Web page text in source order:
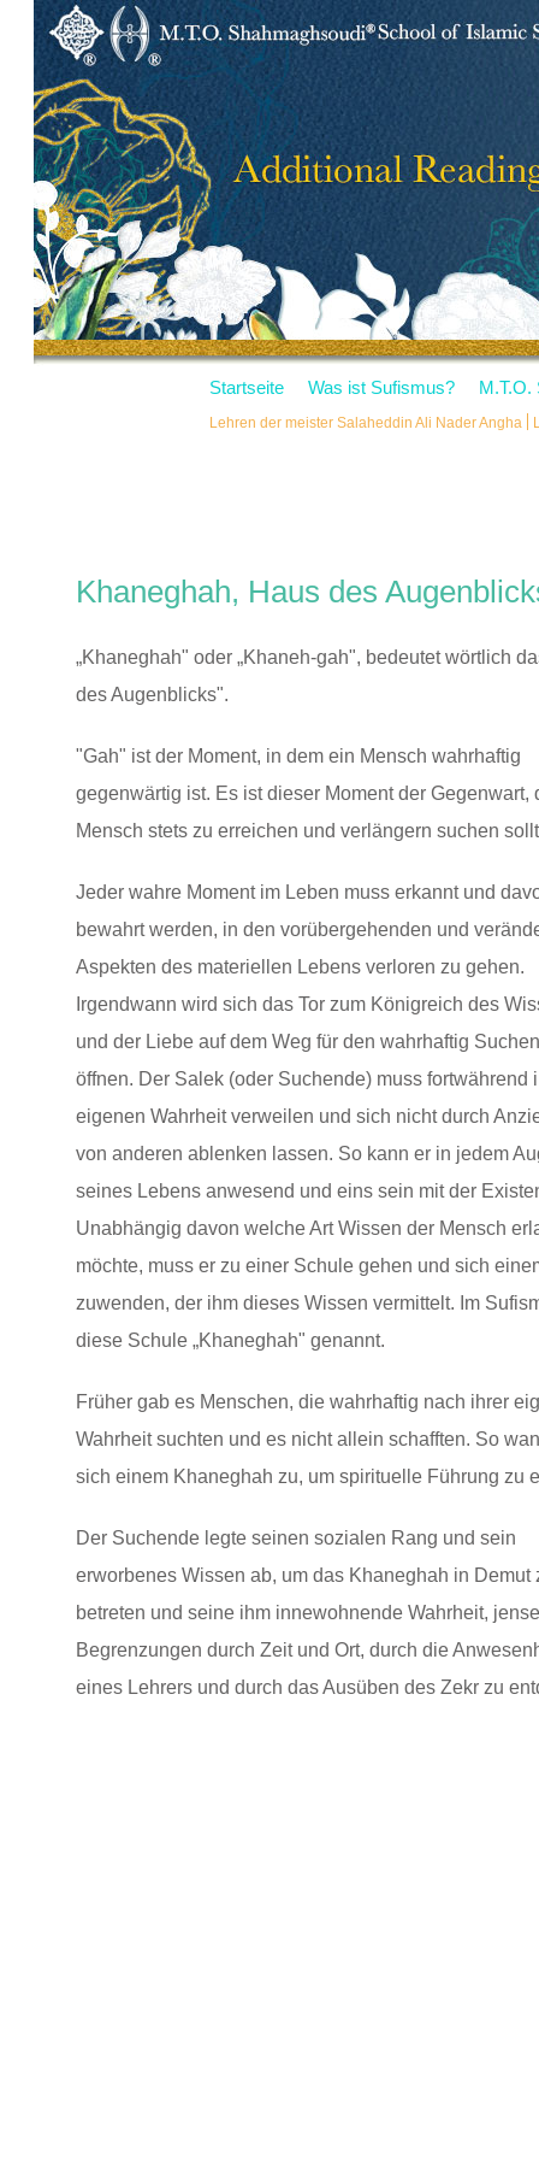
Startseite Was ist Sufismus? M.T.O.
Lehren der meister Salaheddin Ali Nader Angha
Khaneghah, Haus des
„Khaneghah" oder „Khaneh-gah", bedeutet wörtlich
des Augenblicks".
"Gah" ist der Moment, in dem ein Mensch wahrhaftig
gegenwärtig ist. Es ist dieser Moment der Gegenwart,
Mensch stets zu erreichen und verlängern suchen
Jeder wahre Moment im Leben muss erkannt und
bewahrt werden, in den vorübergehenden und
Aspekten des materiellen Lebens verloren zu gehen.
Irgendwann wird sich das Tor zum Königreich des
und der Liebe auf dem Weg für den wahrhaftig
öffnen. Der Salek (oder Suchende) muss fortwährend
eigenen Wahrheit verweilen und sich nicht durch
von anderen ablenken lassen. So kann er in jedem
seines Lebens anwesend und eins sein mit der
Unabhängig davon welche Art Wissen der Mensch
möchte, muss er zu einer Schule gehen und sich
zuwenden, der ihm dieses Wissen vermittelt. Im
diese Schule „Khaneghah" genannt.
Früher gab es Menschen, die wahrhaftig nach ihrer
Wahrheit suchten und es nicht allein schafften. So
sich einem Khaneghah zu, um spirituelle Führung zu
Der Suchende legte seinen sozialen Rang und sein
erworbenes Wissen ab, um das Khaneghah in Demut
betreten und seine ihm innewohnende Wahrheit,
Begrenzungen durch Zeit und Ort, durch die
eines Lehrers und durch das Ausüben des Zekr zu